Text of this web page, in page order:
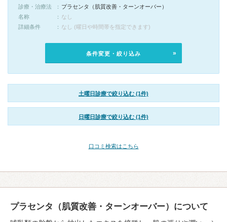
診療・治療法
プラセンタ（肌質改善・ターンオーバー）
名称
なし
詳細条件
なし (曜日や時間帯を指定できます)
条件変更・絞り込み
土曜日診療で絞り込む (1件)
日曜日診療で絞り込む (1件)
口コミ検索はこちら
プラセンタ（肌質改善・ターンオーバー）について